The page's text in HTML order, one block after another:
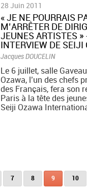
28 Juin 2011
« JE NE POURRAIS
M’ARRÊTER DE
JEUNES ARTISTES »
INTERVIEW DE SEIJI
Jacques DOUCELIN
Le 6 juillet, salle
Ozawa, l’un des chefs
des Français, fera son
Paris à la tête des
Seiji Ozawa
7 8 9 10